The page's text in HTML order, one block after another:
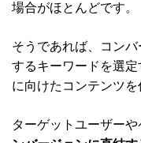
場合がほとんどです。
そうであれば、コン
するキーワードを選
に向けたコンテンツを
ターゲットユーザーや